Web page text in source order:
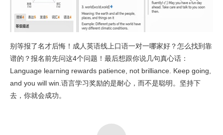
别等报了名才后悔！成人英语线上口语一对一哪家好？怎么找到靠
谱的？报名前先问这4个问题！最后想跟你说几句真心话：
Language learning rewards patience, not brilliance. Keep going,
and you will win.语言学习奖励的是耐心，而不是聪明。坚持下
去，你就会成功。